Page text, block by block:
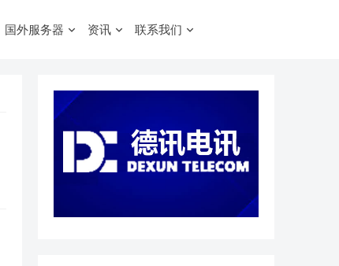
国外服务器 资讯 联系我们